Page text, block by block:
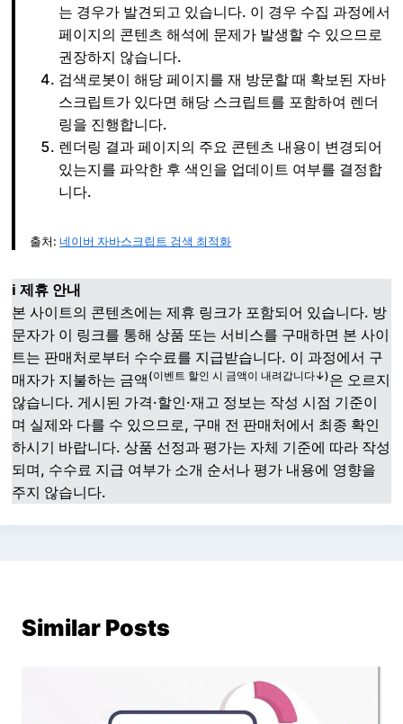
는 경우가 발견되고 있습니다. 이 경우 수집 과정에서
페이지의 콘텐츠 해석에 문제가 발생할 수 있으므로
권장하지 않습니다.
검색로봇이 해당 페이지를 재 방문할 때 확보된 자바
스크립트가 있다면 해당 스크립트를 포함하여 렌더
링을 진행합니다.
렌더링 결과 페이지의 주요 콘텐츠 내용이 변경되어
있는지를 파악한 후 색인을 업데이트 여부를 결정합
니다.
출처:네이버 자바스크립트 검색 최적화
ℹ️ 제휴 안내
본 사이트의 콘텐츠에는 제휴 링크가 포함되어 있습니다. 방
문자가 이 링크를 통해 상품 또는 서비스를 구매하면 본 사이
트는 판매처로부터 수수료를 지급받습니다. 이 과정에서 구
매자가 지불하는 금액 (이벤트 할인 시 금액이 내려갑니다↓)은 오르지
않습니다. 게시된 가격·할인·재고 정보는 작성 시점 기준이
며 실제와 다를 수 있으므로, 구매 전 판매처에서 최종 확인
하시기 바랍니다. 상품 선정과 평가는 자체 기준에 따라 작성
되며, 수수료 지급 여부가 소개 순서나 평가 내용에 영향을
주지 않습니다.
Similar Posts